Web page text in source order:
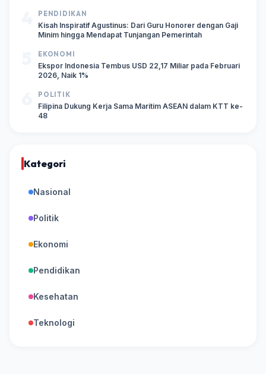
PENDIDIKAN
Kisah Inspiratif Agustinus: Dari Guru Honorer dengan Gaji
Minim hingga Mendapat Tunjangan Pemerintah
EKONOMI
Ekspor Indonesia Tembus USD 22,17 Miliar pada Februari
2026, Naik 1%
POLITIK
Filipina Dukung Kerja Sama Maritim ASEAN dalam KTT ke-
48
Kategori
Nasional
Politik
Ekonomi
Pendidikan
Kesehatan
Teknologi